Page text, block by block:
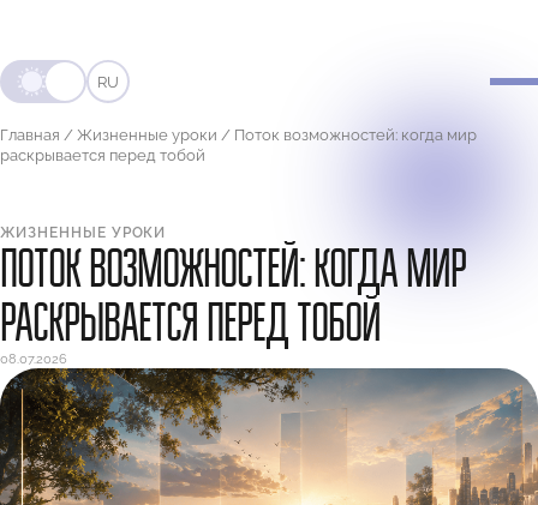
RU
Главная / Жизненные уроки / Поток возможностей: когда мир
раскрывается перед тобой
ЖИЗНЕННЫЕ УРОКИ
ПОТОК ВОЗМОЖНОСТЕЙ: КОГДА МИР
РАСКРЫВАЕТСЯ ПЕРЕД ТОБОЙ
08.07.2026